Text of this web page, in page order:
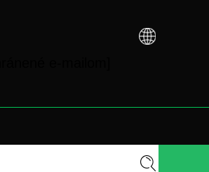
distribútora. Zavolajte nám: